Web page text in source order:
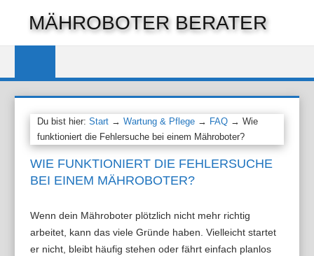
springen
MÄHROBOTER BERATER
Du bist hier:Start →Wartung & Pflege → FAQ → Wie
funktioniert die Fehlersuche bei einem Mähroboter?
WIE FUNKTIONIERT DIE FEHLERSUCHE
BEI EINEM MÄHROBOTER?
Wenn dein Mähroboter plötzlich nicht mehr richtig
arbeitet, kann das viele Gründe haben. Vielleicht startet
er nicht, bleibt häufig stehen oder fährt einfach planlos